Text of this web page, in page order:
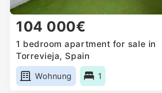
104 000€
1 bedroom apartment for sale in
Torrevieja, Spain
Wohnung
1